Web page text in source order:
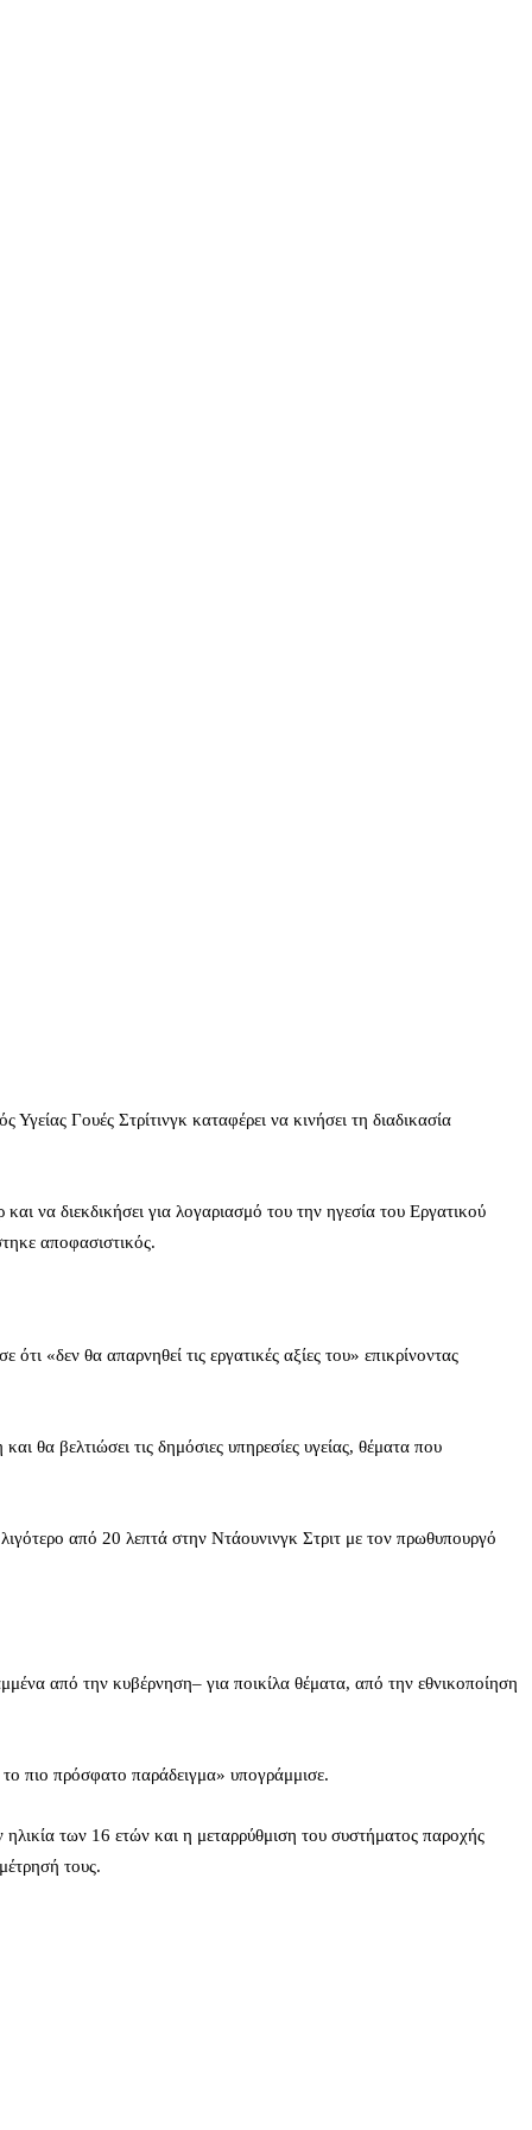
Γουές Στρίτινγκ καταφέρει να κινήσει τη διαδικασία
να διεκδικήσει για λογαριασμό του την ηγεσία του Εργατικού
αποφασιστικός.
«δεν θα απαρνηθεί τις εργατικές αξίες του» επικρίνοντας
θα βελτιώσει τις δημόσιες υπηρεσίες υγείας, θέματα που
από 20 λεπτά στην Ντάουνινγκ Στριτ με τον πρωθυπουργό
από την κυβέρνηση– για ποικίλα θέματα, από την εθνικοποίηση
πιο πρόσφατο παράδειγμα» υπογράμμισε.
των 16 ετών και η μεταρρύθμιση του συστήματος παροχής
τους.